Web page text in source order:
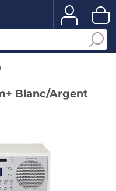
Blanc/Argent